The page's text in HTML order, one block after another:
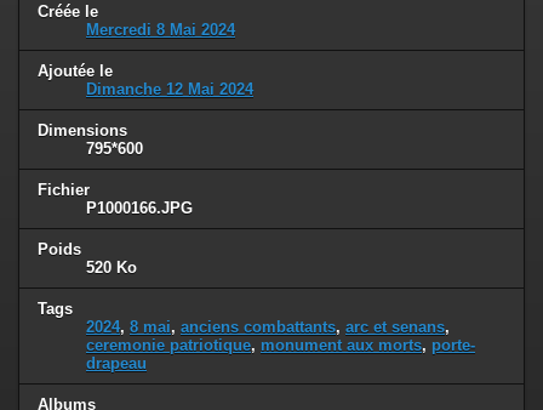
Créée le
Mercredi 8 Mai 2024
Ajoutée le
Dimanche 12 Mai 2024
Dimensions
795*600
Fichier
P1000166.JPG
Poids
520 Ko
Tags
2024, 8 mai, anciens combattants, arc et senans,
ceremonie patriotique, monument aux morts, porte-
drapeau
Albums